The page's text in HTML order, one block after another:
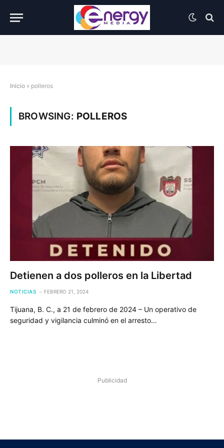
Inicio » polleros
BROWSING: POLLEROS
Detienen a dos polleros en la Libertad
NOTICIAS FEBRERO 21, 2024
Tijuana, B. C., a 21 de febrero de 2024 – Un operativo de
seguridad y vigilancia culminó en el arresto…
Publicidad